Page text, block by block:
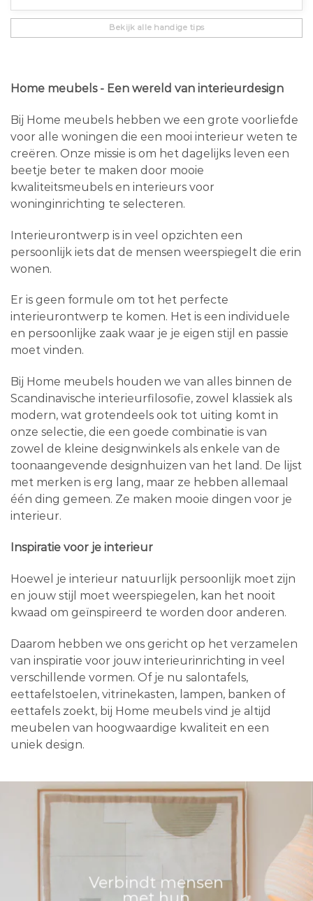
Bekijk alle handige tips
Home meubels - Een wereld van interieurdesign
Bij Home meubels hebben we een grote voorliefde
voor alle woningen die een mooi interieur weten te
creëren. Onze missie is om het dagelijks leven een
beetje beter te maken door mooie
kwaliteitsmeubels en interieurs voor
woninginrichting te selecteren.
Interieurontwerp is in veel opzichten een
persoonlijk iets dat de mensen weerspiegelt die erin
wonen.
Er is geen formule om tot het perfecte
interieurontwerp te komen. Het is een individuele
en persoonlijke zaak waar je je eigen stijl en passie
moet vinden.
Bij Home meubels houden we van alles binnen de
Scandinavische interieurfilosofie, zowel klassiek als
modern, wat grotendeels ook tot uiting komt in
onze selectie, die een goede combinatie is van
zowel de kleine designwinkels als enkele van de
toonaangevende designhuizen van het land. De lijst
met merken is erg lang, maar ze hebben allemaal
één ding gemeen. Ze maken mooie dingen voor je
interieur.
Inspiratie voor je interieur
Hoewel je interieur natuurlijk persoonlijk moet zijn
en jouw stijl moet weerspiegelen, kan het nooit
kwaad om geïnspireerd te worden door anderen.
Daarom hebben we ons gericht op het verzamelen
van inspiratie voor jouw interieurinrichting in veel
verschillende vormen. Of je nu salontafels,
eettafelstoelen, vitrinekasten, lampen, banken of
eettafels zoekt, bij Home meubels vind je altijd
meubelen van hoogwaardige kwaliteit en een
uniek design.
Verbindt mensen